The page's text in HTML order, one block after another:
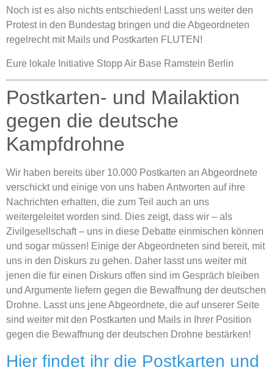
Noch ist es also nichts entschieden! Lasst uns weiter den
Protest in den Bundestag bringen und die Abgeordneten
regelrecht mit Mails und Postkarten FLUTEN!
Eure lokale Initiative Stopp Air Base Ramstein Berlin
Postkarten- und Mailaktion
gegen die deutsche
Kampfdrohne
Wir haben bereits über 10.000 Postkarten an Abgeordnete
verschickt und einige von uns haben Antworten auf ihre
Nachrichten erhalten, die zum Teil auch an uns
weitergeleitet worden sind. Dies zeigt, dass wir – als
Zivilgesellschaft – uns in diese Debatte einmischen können
und sogar müssen! Einige der Abgeordneten sind bereit, mit
uns in den Diskurs zu gehen. Daher lasst uns weiter mit
jenen die für einen Diskurs offen sind im Gespräch bleiben
und Argumente liefern gegen die Bewaffnung der deutschen
Drohne. Lasst uns jene Abgeordnete, die auf unserer Seite
sind weiter mit den Postkarten und Mails in Ihrer Position
gegen die Bewaffnung der deutschen Drohne bestärken!
Hier findet ihr die Postkarten und